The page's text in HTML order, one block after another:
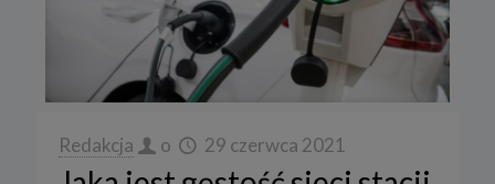
Redakcja o 29 czerwca 2021